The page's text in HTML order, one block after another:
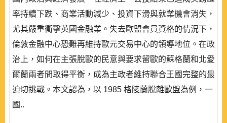
率持續下跌、商業活動減少、投資下滑與就業機會消失，
尤其嚴重衝擊英國金融業。失去歐盟會員資格的情況下，
倫敦金融中心恐難再維持歐元交易中心的領導地位。在政
治上，如何在主張脫歐的民意與要求留歐的蘇格蘭和北愛
爾蘭兩者間取得平衡，成為主政者維持聯合王國完整的最
迫切挑戰。本文認為，以 1985 格陵蘭脫離歐盟為例，一
國..